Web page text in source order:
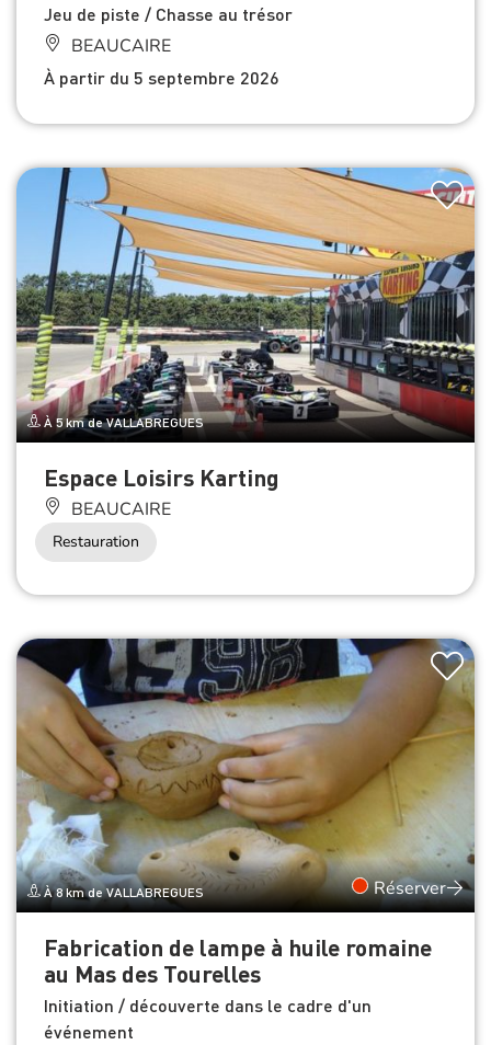
Jeu de piste / Chasse au trésor
BEAUCAIRE
À partir du 5 septembre 2026
À 5 km de VALLABREGUES
Espace Loisirs Karting
BEAUCAIRE
Restauration
À 8 km de VALLABREGUES Réserver
Fabrication de lampe à huile romaine
au Mas des Tourelles
Initiation / découverte dans le cadre d'un
événement